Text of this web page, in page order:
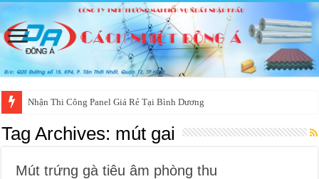
Nhận Thi Công Panel Giá Rẻ Tại Bình Dương
Tag Archives: mút gai
Mút trứng gà tiêu âm phòng thu